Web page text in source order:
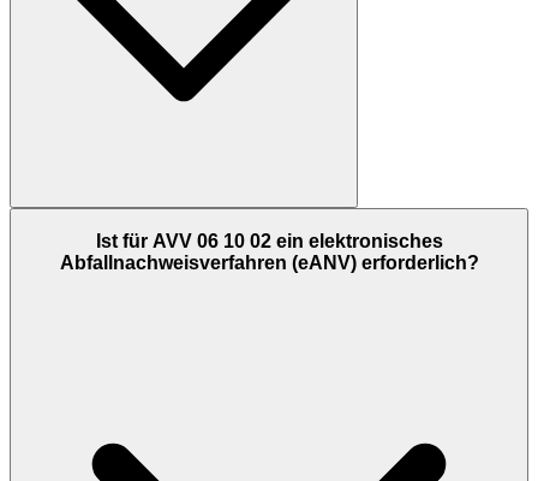
Ist für AVV 06 10 02 ein elektronisches
Abfallnachweisverfahren (eANV) erforderlich?